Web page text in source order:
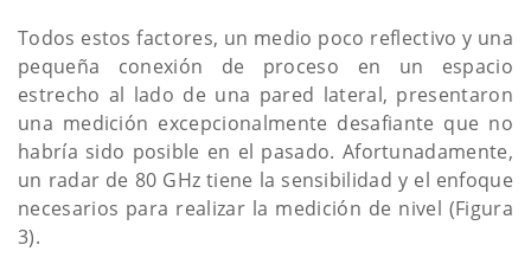
Todos estos factores, un medio poco reflectivo y una
pequeña conexión de proceso en un espacio
estrecho al lado de una pared lateral, presentaron
una medición excepcionalmente desafiante que no
habría sido posible en el pasado. Afortunadamente,
un radar de 80 GHz tiene la sensibilidad y el enfoque
necesarios para realizar la medición de nivel (Figura
3).